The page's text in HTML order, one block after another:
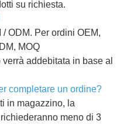
su richiesta.
ODM. Per ordini OEM,
MOQ
addebitata in base al
completare un ordine?
in magazzino, la
meno di 3